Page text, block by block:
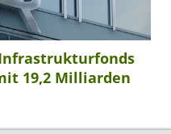
19,2 Milliarden